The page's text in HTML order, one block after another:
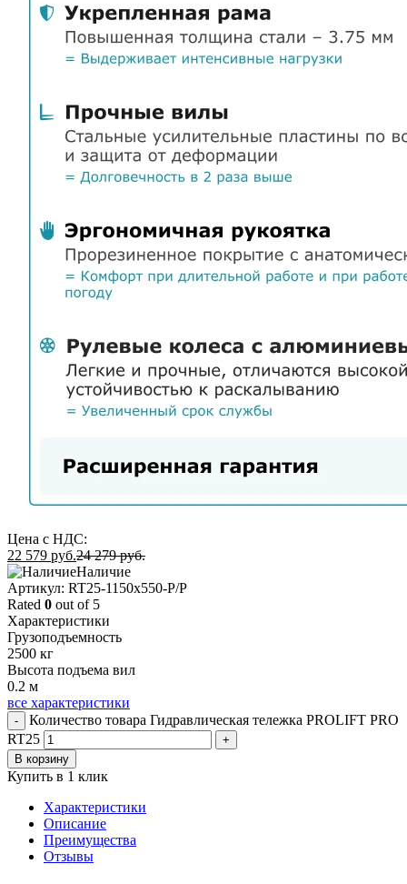
Цена с НДС:
22 579 руб.24 279руб.
Наличие
Aртикул: RT25-1150x550-P/P
Rated 0 out of 5
Характеристики
Грузоподъемность
2500 кг
Высота подъема вил
0.2 м
все характеристики
-
Количество товара Гидравлическая тележка PROLIFT PRO
RT25
+
В корзину
Купить в 1 клик
Характеристики
Описание
Преимущества
Отзывы